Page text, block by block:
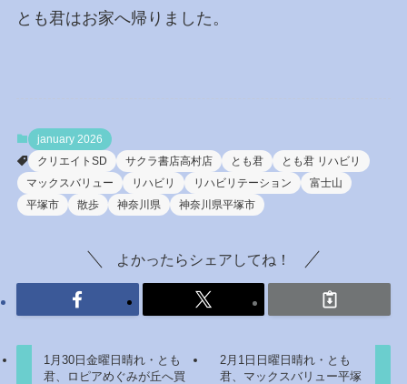
とも君はお家へ帰りました。
january 2026
クリエイトSD
サクラ書店高村店 とも君
とも君 リハビリ
マックスバリュー
リハビリ リハビリテーション
富士山
平塚市
散歩 神奈川県 神奈川県平塚市
よかったらシェアしてね！
1月30日金曜日晴れ・とも
君、ロピアめぐみが丘へ買
2月1日日曜日晴れ・とも
君、マックスバリュー平塚